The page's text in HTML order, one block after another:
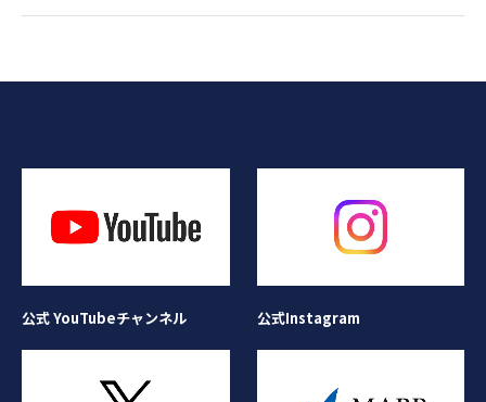
公式 YouTubeチャンネル 公式Instagram